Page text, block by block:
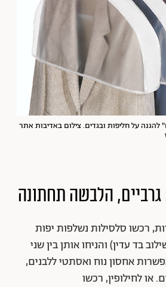
להגנה על חליפות ובגדים. צילום באדיבות אתר
רכשו סלסילות נשלפות יפות
בד עדין) והניחו אותן בין שני
אחסון נוח ואסתטי ללבנים,
או לחילופין, רכשו